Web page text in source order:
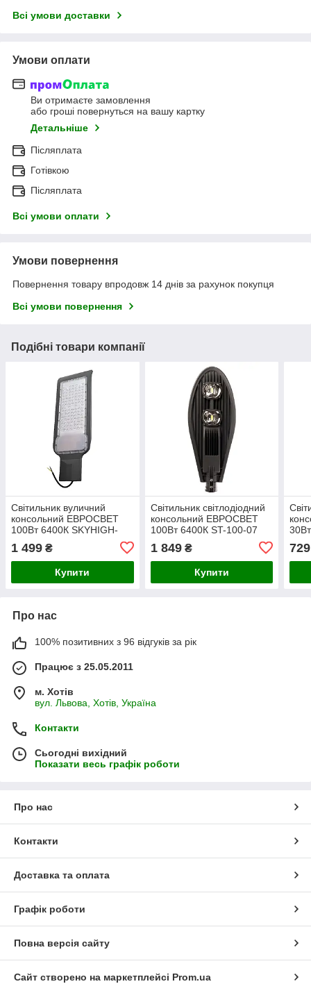
Всі умови доставки
Умови оплати
Ви отримаєте замовлення
або гроші повернуться на вашу картку
Детальніше
Післяплата
Готівкою
Післяплата
Всі умови оплати
Умови повернення
Повернення товару впродовж 14 днів за рахунок покупця
Всі умови повернення
Подібні товари компанії
Світильник вуличний
консольний ЕВРОСВЕТ
100Вт 6400К SKYHIGH-
1 499 ₴
Купити
Світильник світлодіодний
консольний ЕВРОСВЕТ
100Вт 6400К ST-100-07
1 849₴
Купити
729
Про нас
100% позитивних з 96 відгуків за рік
Працює з 25.05.2011
м. Хотів
вул. Львова, Хотів, Україна
Контакти
Сьогодні вихідний
Показати весь графік роботи
Про нас
Контакти
Доставка та оплата
Графік роботи
Повна версія сайту
Сайт створено на маркетплейсі Prom.ua